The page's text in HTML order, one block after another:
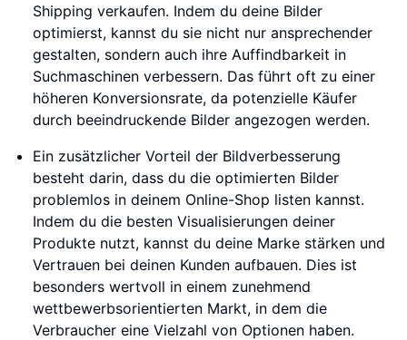
Shipping verkaufen. Indem du deine Bilder
optimierst, kannst du sie nicht nur ansprechender
gestalten, sondern auch ihre Auffindbarkeit in
Suchmaschinen verbessern. Das führt oft zu einer
höheren Konversionsrate, da potenzielle Käufer
durch beeindruckende Bilder angezogen werden.
Ein zusätzlicher Vorteil der Bildverbesserung
besteht darin, dass du die optimierten Bilder
problemlos in deinem Online-Shop listen kannst.
Indem du die besten Visualisierungen deiner
Produkte nutzt, kannst du deine Marke stärken und
Vertrauen bei deinen Kunden aufbauen. Dies ist
besonders wertvoll in einem zunehmend
wettbewerbsorientierten Markt, in dem die
Verbraucher eine Vielzahl von Optionen haben.